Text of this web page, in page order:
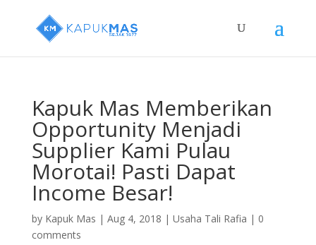
Kapuk Mas Memberikan
Opportunity Menjadi
Supplier Kami Pulau
Morotai! Pasti Dapat
Income Besar!
by Kapuk Mas | Aug 4, 2018 | Usaha Tali Rafia | 0
comments